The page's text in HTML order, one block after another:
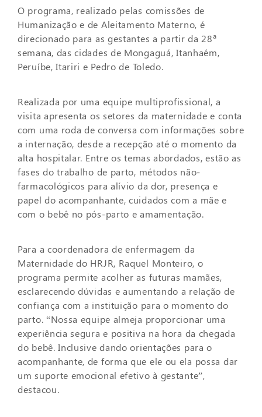
O programa, realizado pelas comissões de
Humanização e de Aleitamento Materno, é
direcionado para as gestantes a partir da 28ª
semana, das cidades de Mongaguá, Itanhaém,
Peruíbe, Itariri e Pedro de Toledo.
Realizada por uma equipe multiprofissional, a
visita apresenta os setores da maternidade e conta
com uma roda de conversa com informações sobre
a internação, desde a recepção até o momento da
alta hospitalar. Entre os temas abordados, estão as
fases do trabalho de parto, métodos não-
farmacológicos para alívio da dor, presença e
papel do acompanhante, cuidados com a mãe e
com o bebê no pós-parto e amamentação.
Para a coordenadora de enfermagem da
Maternidade do HRJR, Raquel Monteiro, o
programa permite acolher as futuras mamães,
esclarecendo dúvidas e aumentando a relação de
confiança com a instituição para o momento do
parto. “Nossa equipe almeja proporcionar uma
experiência segura e positiva na hora da chegada
do bebê. Inclusive dando orientações para o
acompanhante, de forma que ele ou ela possa dar
um suporte emocional efetivo à gestante”,
destacou.